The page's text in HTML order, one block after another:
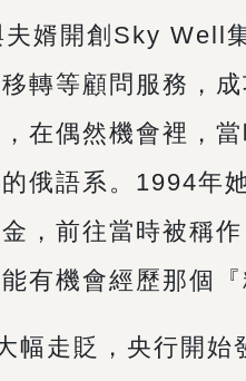
婿開創Sky Well
轉等顧問服務，
在偶然機會裡，
俄語系。1994年
，前往當時被稱
有機會經歷那個
走貶，央行開始